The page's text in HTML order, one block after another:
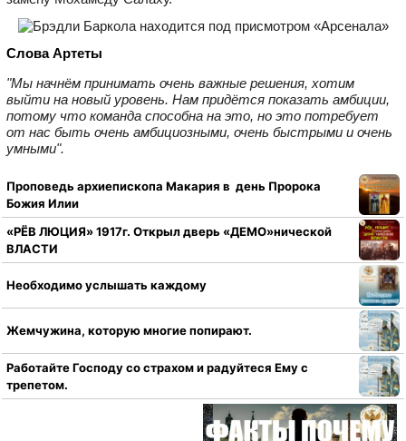
Слова Артеты
"Мы начнём принимать очень важные решения, хотим
выйти на новый уровень. Нам придётся показать амбиции,
потому что команда способна на это, но это потребует
от нас быть очень амбициозными, очень быстрыми и очень
умными".
Проповедь архиепископа Макария в день Пророка
Божия Илии
«РЁВ ЛЮЦИЯ» 1917г. Открыл дверь «ДЕМО»нической
ВЛАСТИ
Необходимо услышать каждому
Жемчужина, которую многие попирают.
Работайте Господу со страхом и радуйтеся Ему с
трепетом.